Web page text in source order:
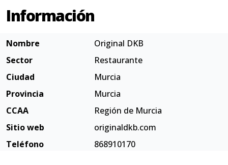
Información
Nombre
Original DKB
Sector
Restaurante
Ciudad
Murcia
Provincia
Murcia
CCAA
Región de Murcia
Sitio web
originaldkb.com
Teléfono
868910170